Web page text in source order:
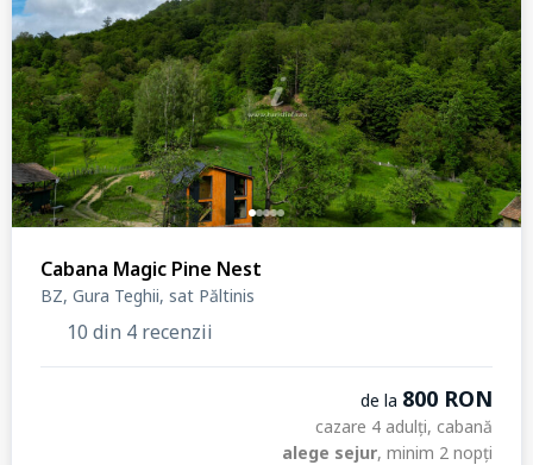
Cabana Magic Pine Nest
BZ, Gura Teghii, sat Păltinis
10 din 4 recenzii
de la 800 RON
cazare 4 adulți, cabană
alege sejur, minim 2 nopți